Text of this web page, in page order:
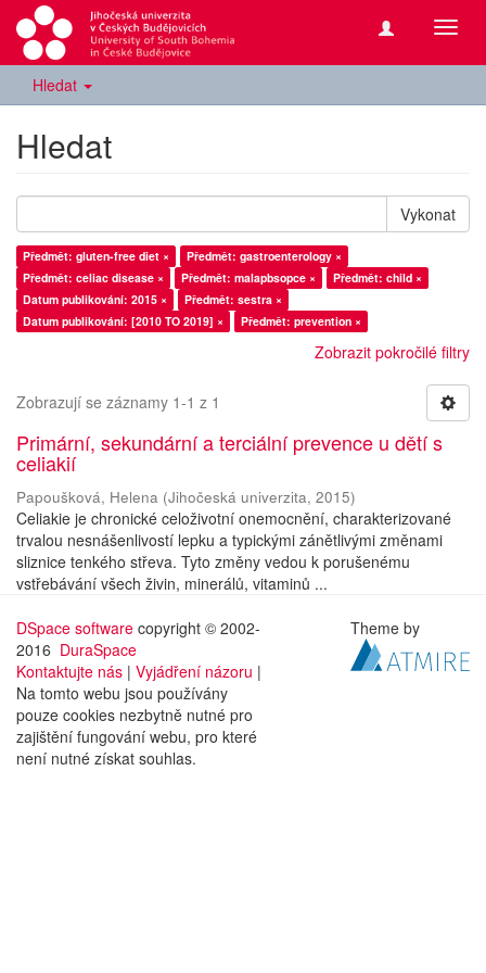
Hledat
Hledat
Vykonat
Předmět: gluten-free diet ×
Předmět: gastroenterology ×
Předmět: celiac disease ×
Předmět: malapbsopce ×
Předmět: child ×
Datum publikování: 2015 ×
Předmět: sestra ×
Datum publikování: [2010 TO 2019] ×
Předmět: prevention ×
Zobrazit pokročilé filtry
Zobrazují se záznamy 1-1 z 1
Primární, sekundární a terciální prevence u dětí s
celiakií
Papoušková, Helena (Jihočeská univerzita, 2015)
Celiakie je chronické celoživotní onemocnění, charakterizované
trvalou nesnášenlivostí lepku a typickými zánětlivými změnami
sliznice tenkého střeva. Tyto změny vedou k porušenému
vstřebávání všech živin, minerálů, vitaminů ...
DSpace software copyright © 2002-
2016 DuraSpace
Kontaktujte nás | Vyjádření názoru |
Na tomto webu jsou používány
pouze cookies nezbytně nutné pro
zajištění fungování webu, pro které
není nutné získat souhlas.
Theme by